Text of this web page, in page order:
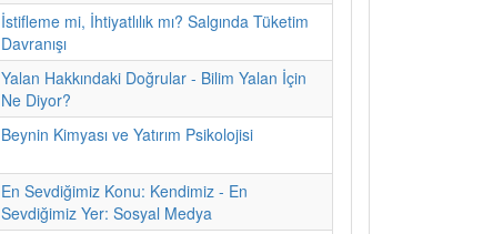
İstifleme mi, İhtiyatlılık mı? Salgında Tüketim
Davranışı
Yalan Hakkındaki Doğrular - Bilim Yalan İçin
Ne Diyor?
Beynin Kimyası ve Yatırım Psikolojisi
En Sevdiğimiz Konu: Kendimiz - En
Sevdiğimiz Yer: Sosyal Medya